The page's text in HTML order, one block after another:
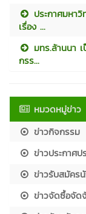
ประกาศมหา
เรื่อง ...
มทร.ล้านนา
กรร...
หมวดหมู่ข่าว
ข่าวกิจกรรม
ข่าวประกาศ
ข่าวรับสมัคร
ข่าวจัดซื้อจัด